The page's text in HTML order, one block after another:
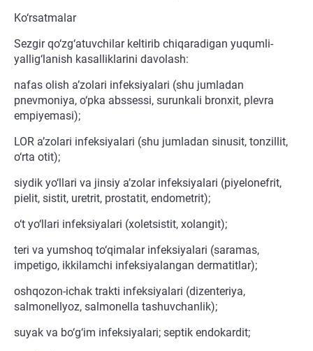
Ko‘rsatmalar
Sezgir qo‘zg‘atuvchilar keltirib chiqaradigan yuqumli-
yallig‘lanish kasalliklarini davolash:
nafas olish a’zolari infeksiyalari (shu jumladan
pnevmoniya, o‘pka abssessi, surunkali bronxit, plevra
empiyemasi);
LOR a’zolari infeksiyalari (shu jumladan sinusit, tonzillit,
o‘rta otit);
siydik yo‘llari va jinsiy a’zolar infeksiyalari (piyelonefrit,
pielit, sistit, uretrit, prostatit, endometrit);
o‘t yo‘llari infeksiyalari (xoletsistit, xolangit);
teri va yumshoq to‘qimalar infeksiyalari (saramas,
impetigo, ikkilamchi infeksiyalangan dermatitlar);
oshqozon-ichak trakti infeksiyalari (dizenteriya,
salmonellyoz, salmonella tashuvchanlik);
suyak va bo‘g‘im infeksiyalari; septik endokardit;